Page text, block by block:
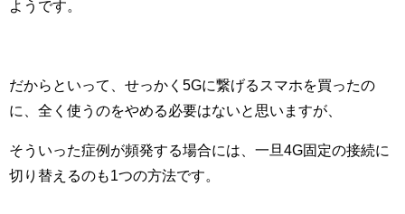
ようです。
だからといって、せっかく5Gに繋げるスマホを買ったの
に、全く使うのをやめる必要はないと思いますが、
そういった症例が頻発する場合には、一旦4G固定の接続に
切り替えるのも1つの方法です。